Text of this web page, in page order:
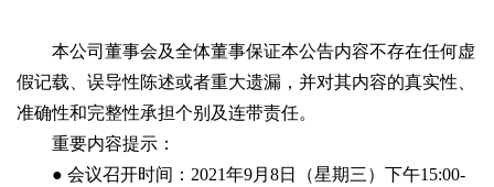
本公司董事会及全体董事保证本公告内容不存在任何虚
假记载、误导性陈述或者重大遗漏，并对其内容的真实性、
准确性和完整性承担个别及连带责任。
重要内容提示：
● 会议召开时间：2021年9月8日（星期三）下午15:00-